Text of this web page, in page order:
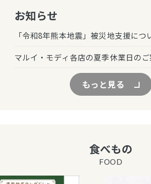
お知らせ
「令和8年熊本地震」被災地支援につ
マルイ・モディ各店の夏季休業日の
もっと見る
食べもの
FOOD